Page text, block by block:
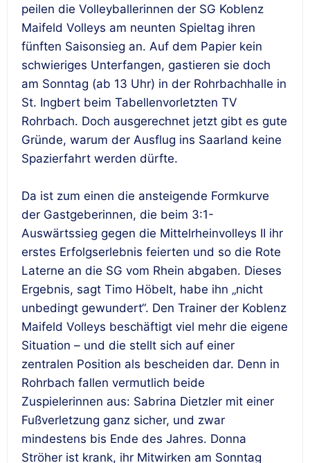
peilen die Volleyballerinnen der SG Koblenz
Maifeld Volleys am neunten Spieltag ihren
fünften Saisonsieg an. Auf dem Papier kein
schwieriges Unterfangen, gastieren sie doch
am Sonntag (ab 13 Uhr) in der Rohrbachhalle in
St. Ingbert beim Tabellenvorletzten TV
Rohrbach. Doch ausgerechnet jetzt gibt es gute
Gründe, warum der Ausflug ins Saarland keine
Spazierfahrt werden dürfte.
Da ist zum einen die ansteigende Formkurve
der Gastgeberinnen, die beim 3:1-
Auswärtssieg gegen die Mittelrheinvolleys II ihr
erstes Erfolgserlebnis feierten und so die Rote
Laterne an die SG vom Rhein abgaben. Dieses
Ergebnis, sagt Timo Höbelt, habe ihn „nicht
unbedingt gewundert“. Den Trainer der Koblenz
Maifeld Volleys beschäftigt viel mehr die eigene
Situation – und die stellt sich auf einer
zentralen Position als bescheiden dar. Denn in
Rohrbach fallen vermutlich beide
Zuspielerinnen aus: Sabrina Dietzler mit einer
Fußverletzung ganz sicher, und zwar
mindestens bis Ende des Jahres. Donna
Ströher ist krank, ihr Mitwirken am Sonntag